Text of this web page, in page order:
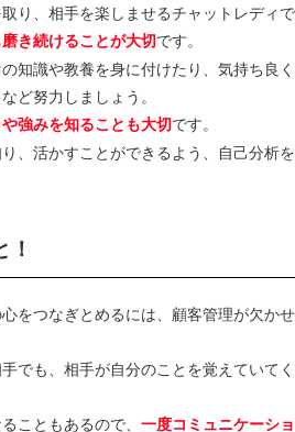
り、相手を楽しませるチャットレディで
き続けることが大切です。
知識や教養を身に付けたり、気持ち良く
ど努力しましょう。
強みを知ることも大切です。
、活かすことができるよう、自己分析を
をつなぎとめるには、顧客管理が欠かせ
でも、相手が自分のことを覚えていてく
こともあるので、 一度コミュニケーショ